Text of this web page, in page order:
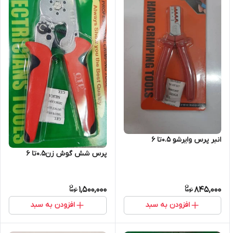
انبر پرس وایرشو 0.5تا 6
845,000
افزودن به سبد
پرس شش گوش زن0.5تا 6
1,500,000
افزودن به سبد